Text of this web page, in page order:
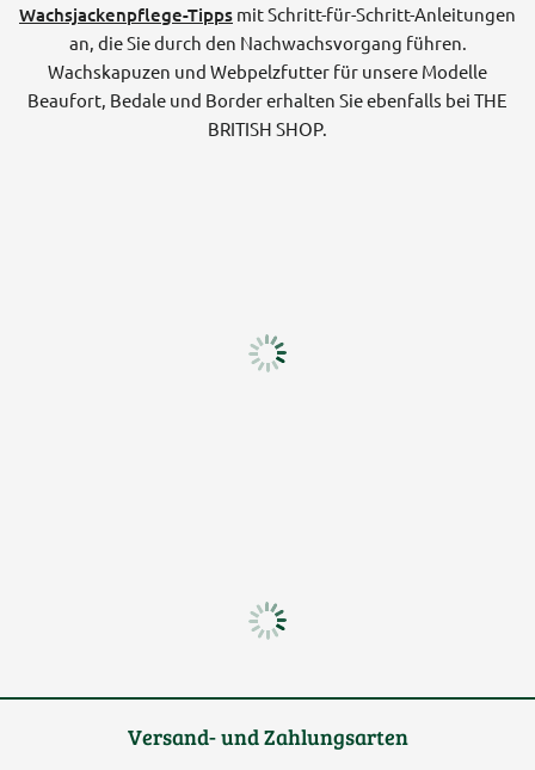
Wachsjackenpflege-Tipps mit Schritt-für-Schritt-Anleitungen
an, die Sie durch den Nachwachsvorgang führen.
Wachskapuzen und Webpelzfutter für unsere Modelle
Beaufort, Bedale und Border erhalten Sie ebenfalls bei THE
BRITISH SHOP.
Versand- und Zahlungsarten